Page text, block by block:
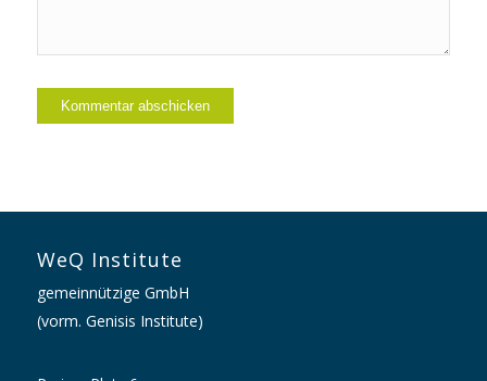
WeQ Institute
gemeinnützige GmbH
(vorm. Genisis Institute)